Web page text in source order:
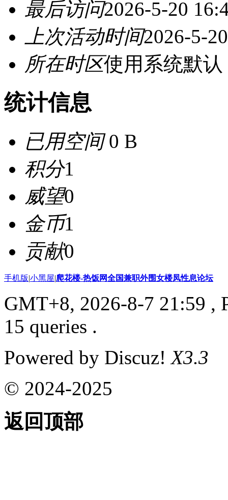
最后访问2026-5-20
上次活动时间2026-5-
所在时区使用系统默认
统计信息
已用空间0 B
积分1
威望0
金币1
贡献0
手机版|小黑屋|爬花楼-热饭网全国兼职外围女楼凤性息论坛
GMT+8, 2026-8-7 21:59 ,
15 queries .
Powered by Discuz!X3.3
© 2024-2025
返回顶部